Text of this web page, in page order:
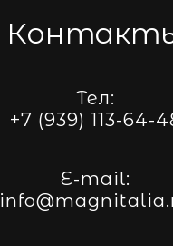
Тел:
+7 (939) 113-64-
E-mail: